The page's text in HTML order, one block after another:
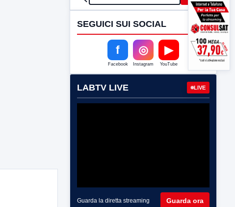
SEGUICI SUI SOCIAL
f
Facebook
◎
Instagram
▶
YouTube
LABTV LIVE LIVE
Guarda la diretta streaming Guarda ora